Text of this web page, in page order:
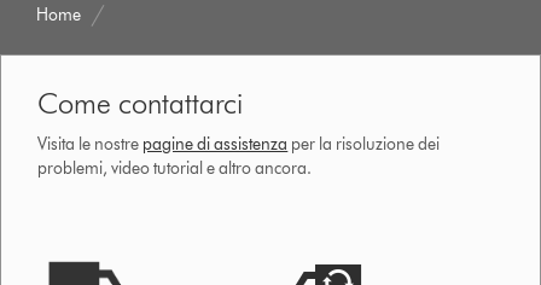
Home
Come contattarci
Visita le nostre pagine di assistenza per la risoluzione dei
problemi, video tutorial e altro ancora.